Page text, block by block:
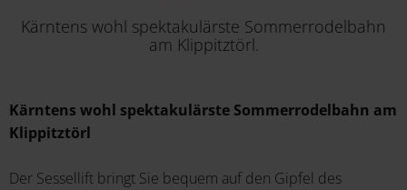
Kärntens wohl spektakulärste Sommerrodelbahn
am Klippitztörl.
Kärntens wohl spektakulärste Sommerrodelbahn am
Klippitztörl
Der Sessellift bringt Sie bequem auf den Gipfel des